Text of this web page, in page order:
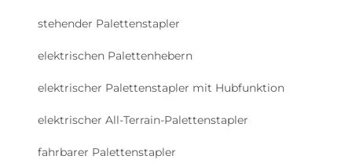
stehender Palettenstapler
elektrischen Palettenhebern
elektrischer Palettenstapler mit Hubfunktion
elektrischer All-Terrain-Palettenstapler
fahrbarer Palettenstapler